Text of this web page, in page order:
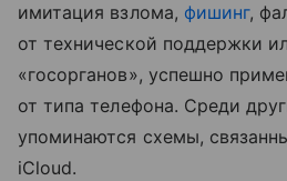
имитация взлома, фишинг,
от технической поддержки
«госорганов», успешно
от типа телефона. Среди
упоминаются схемы,
iCloud.